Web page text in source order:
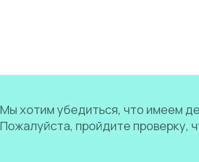
Мы хотим убедиться, что имеем
Пожалуйста, пройдите проверку,